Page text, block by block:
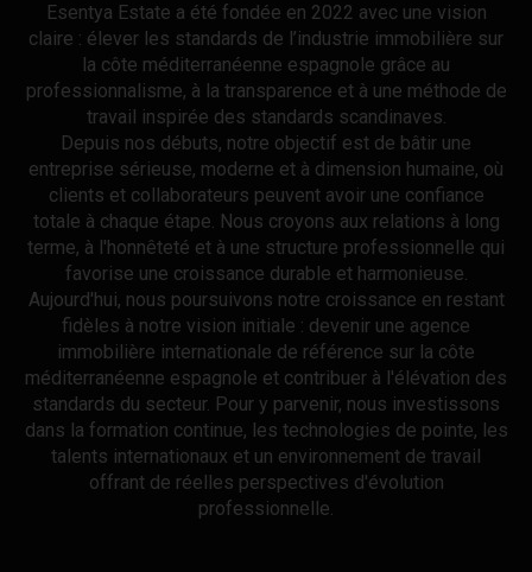
Esentya Estate a été fondée en 2022 avec une vision
claire : élever les standards de l’industrie immobilière sur
la côte méditerranéenne espagnole grâce au
professionnalisme, à la transparence et à une méthode de
travail inspirée des standards scandinaves.
Depuis nos débuts, notre objectif est de bâtir une
entreprise sérieuse, moderne et à dimension humaine, où
clients et collaborateurs peuvent avoir une confiance
totale à chaque étape. Nous croyons aux relations à long
terme, à l'honnêteté et à une structure professionnelle qui
favorise une croissance durable et harmonieuse.
Aujourd'hui, nous poursuivons notre croissance en restant
fidèles à notre vision initiale : devenir une agence
immobilière internationale de référence sur la côte
méditerranéenne espagnole et contribuer à l'élévation des
standards du secteur. Pour y parvenir, nous investissons
dans la formation continue, les technologies de pointe, les
talents internationaux et un environnement de travail
offrant de réelles perspectives d'évolution
professionnelle.